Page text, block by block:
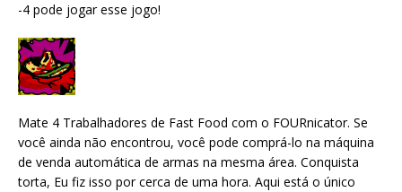
-4 pode jogar esse jogo!
Mate 4 Trabalhadores de Fast Food com o FOURnicator. Se
você ainda não encontrou, você pode comprá-lo na máquina
de venda automática de armas na mesma área. Conquista
torta, Eu fiz isso por cerca de uma hora. Aqui está o único